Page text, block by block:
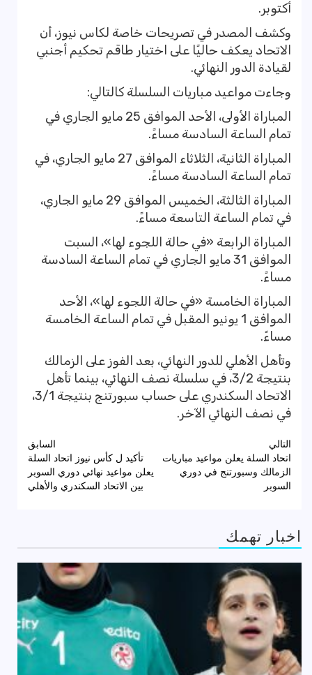
أكتوبر.
وكشف المصدر في تصريحات خاصة لكاس نيوز، أن
الاتحاد يعكف حاليًا على اختيار طاقم تحكيم أجنبي
لقيادة الدور النهائي.
وجاءت مواعيد مباريات السلسلة كالتالي:
المباراة الأولى، الأحد الموافق 25 مايو الجاري في
تمام الساعة السادسة مساءً.
المباراة الثانية، الثلاثاء الموافق 27 مايو الجاري، في
تمام الساعة السادسة مساءً.
المباراة الثالثة، الخميس الموافق 29 مايو الجاري،
في تمام الساعة التاسعة مساءً.
المباراة الرابعة «في حالة اللجوء لها»، السبت
الموافق 31 مايو الجاري في تمام الساعة السادسة
مساءً.
المباراة الخامسة «في حالة اللجوء لها»، الأحد
الموافق 1 يونيو المقبل في تمام الساعة الخامسة
مساءً.
وتأهل الأهلي للدور النهائي، بعد الفوز على الزمالك
بنتيجة 3/2، في سلسلة نصف النهائي، بينما تأهل
الاتحاد السكندري على حساب سبورتنج بنتيجة 3/1،
في نصف النهائي الآخر.
تصفّح
المقالات
السابق
تأكيد ل كأس نيوز اتحاد السلة
يعلن مواعيد نهائي دوري السوبر
بين الاتحاد السكندري والأهلي
التالي
اتحاد السلة يعلن مواعيد مباريات
الزمالك وسبورتنج في دوري
السوبر
اخبار تهمك